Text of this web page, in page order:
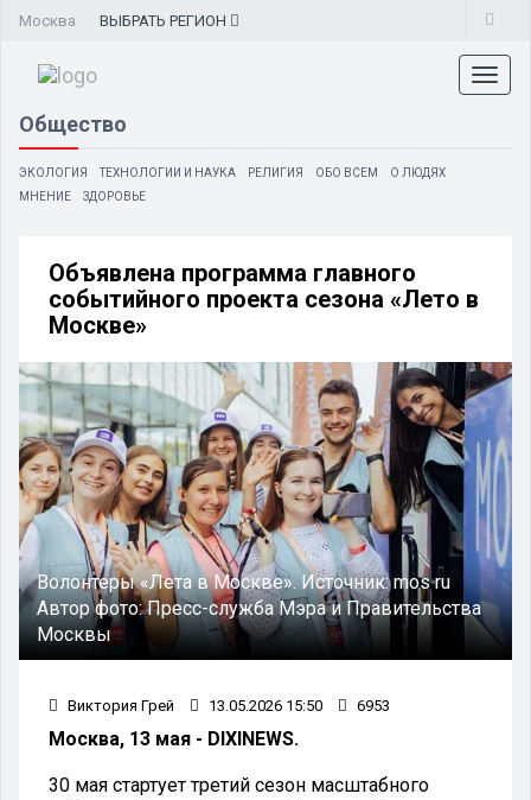
Москва ВЫБРАТЬ РЕГИОН
Общество
ЭКОЛОГИЯ ТЕХНОЛОГИИ И НАУКА РЕЛИГИЯ ОБО ВСЕМ
О ЛЮДЯХ
МНЕНИЕ
ЗДОРОВЬЕ
Объявлена программа главного
событийного проекта сезона «Лето в
Москве»
Волонтеры «Лета в Москве».Источник:mos ru
Автор фото:Пресс-служба Мэра и Правительства
Москвы
Виктория Грей 13.05.2026 15:50 6953
Москва, 13 мая - DIXINEWS.
30 мая стартует третий сезон масштабного